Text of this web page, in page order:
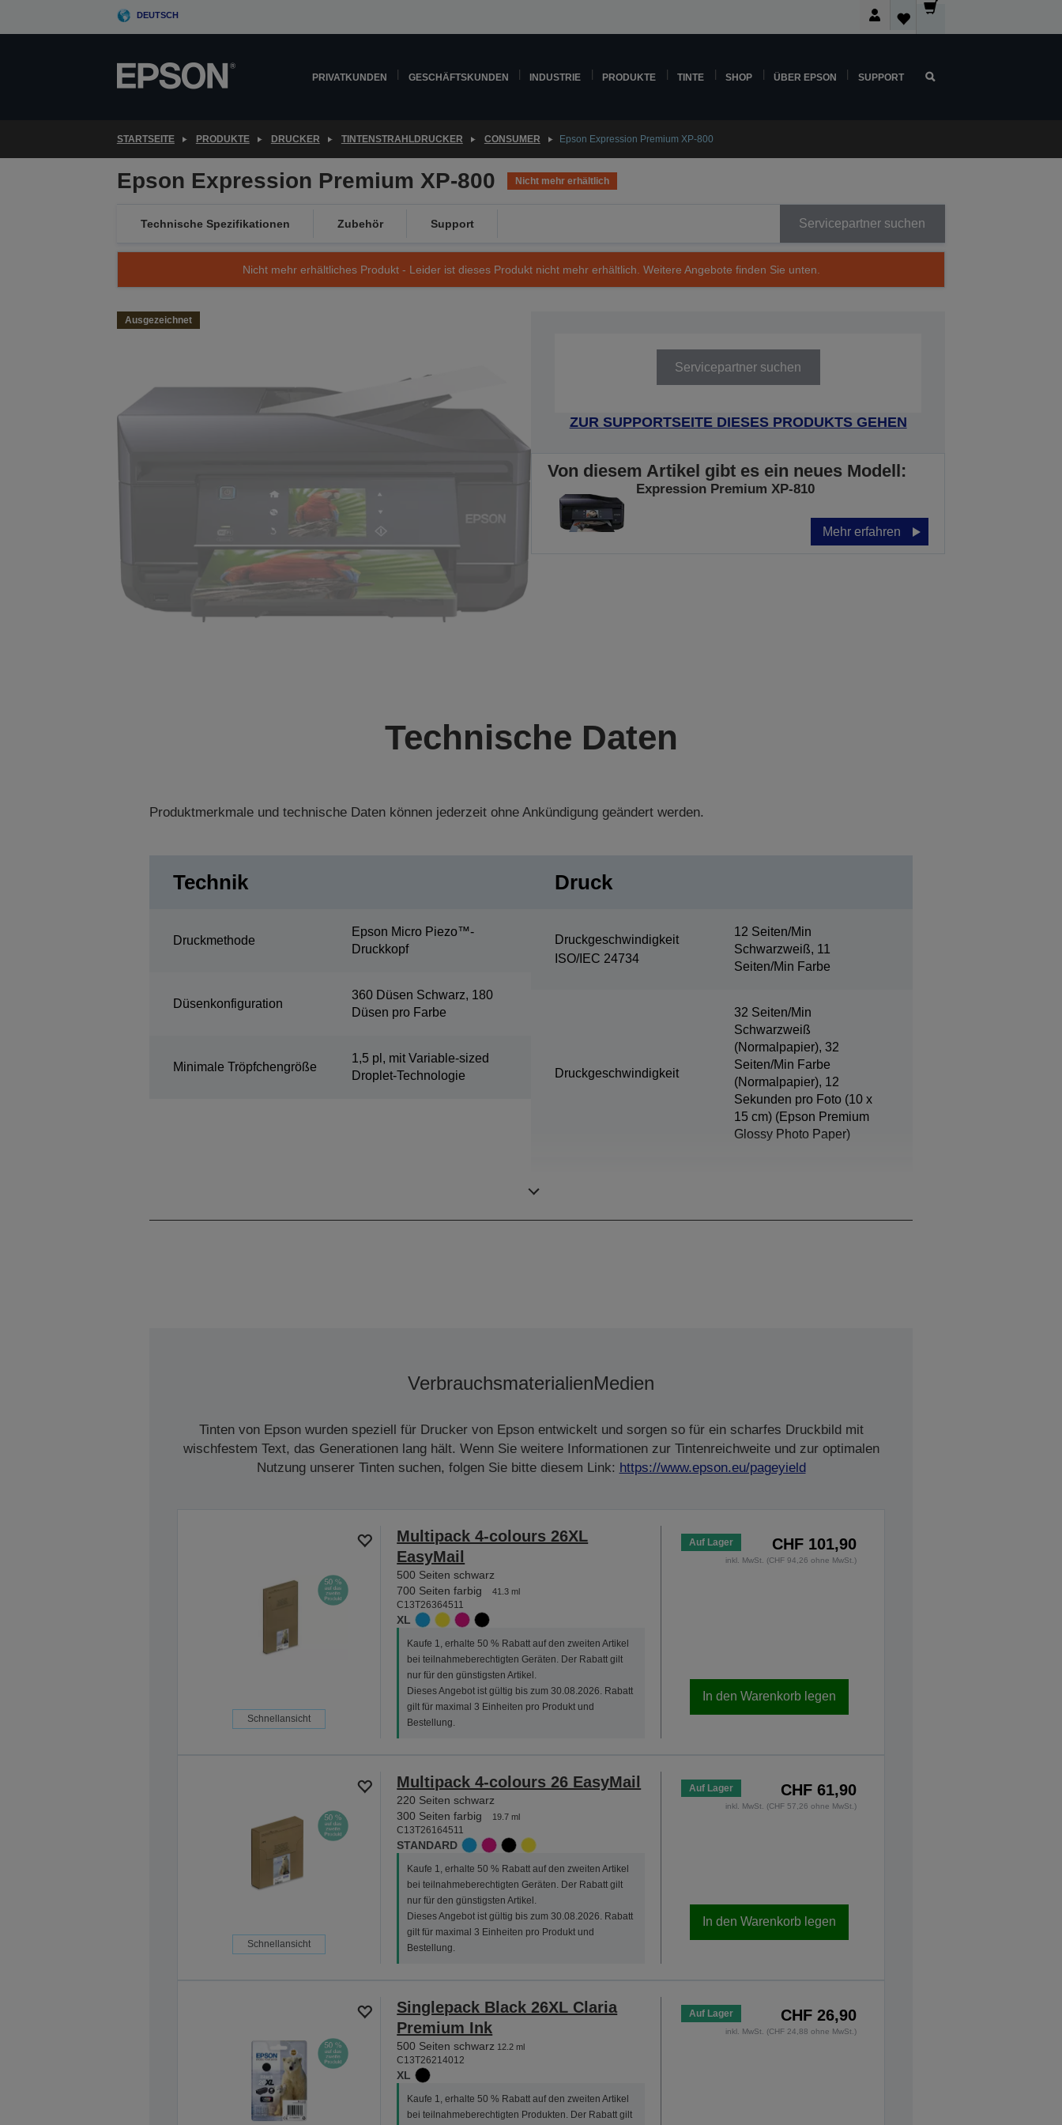
DEUTSCH
PRIVATKUNDEN GESCHÄFTSKUNDEN INDUSTRIE PRODUKTE TINTE SHOP ÜBER EPSON SUPPORT
STARTSEITE PRODUKTE DRUCKER TINTENSTRAHLDRUCKER CONSUMER Epson Expression Premium XP-800
Epson Expression Premium XP-800 Nicht mehr erhältlich
Technische Spezifikationen Zubehör Support Servicepartner suchen
Nicht mehr erhältliches Produkt - Leider ist dieses Produkt nicht mehr erhältlich. Weitere Angebote finden Sie unten.
Ausgezeichnet
Servicepartner suchen
ZUR SUPPORTSEITE DIESES PRODUKTS GEHEN
Von diesem Artikel gibt es ein neues Modell:
Expression Premium XP-810
Mehr erfahren
Technische Daten
Produktmerkmale und technische Daten können jederzeit ohne Ankündigung geändert werden.
Technik
Druckmethode
Epson Micro Piezo™-
Druckkopf
Düsenkonfiguration
360 Düsen Schwarz, 180
Düsen pro Farbe
Minimale Tröpfchengröße
1,5 pl, mit Variable-sized
Droplet-Technologie
Druck
Druckgeschwindigkeit
ISO/IEC 24734
12 Seiten/Min
Schwarzweiß, 11
Seiten/Min Farbe
Druckgeschwindigkeit
32 Seiten/Min
Schwarzweiß
(Normalpapier), 32
Seiten/Min Farbe
(Normalpapier), 12
Sekunden pro Foto (10 x
15 cm) (Epson Premium
Glossy Photo Paper)
VerbrauchsmaterialienMedien
Tinten von Epson wurden speziell für Drucker von Epson entwickelt und sorgen so für ein scharfes Druckbild mit
wischfestem Text, das Generationen lang hält. Wenn Sie weitere Informationen zur Tintenreichweite und zur optimalen
Nutzung unserer Tinten suchen, folgen Sie bitte diesem Link: https://www.epson.eu/pageyield
Schnellansicht
Multipack 4-colours 26XL
EasyMail
500 Seiten schwarz
700 Seiten farbig
41.3 ml
C13T26364511
XL
Kaufe 1, erhalte 50 % Rabatt auf den zweiten Artikel
bei teilnahmeberechtigten Geräten. Der Rabatt gilt
nur für den günstigsten Artikel.
Dieses Angebot ist gültig bis zum 30.08.2026. Rabatt
gilt für maximal 3 Einheiten pro Produkt und
Bestellung.
Auf Lager CHF 101,90
inkl. MwSt. (CHF 94,26 ohne MwSt.)
In den Warenkorb legen
Schnellansicht
Multipack 4-colours 26 EasyMail
220 Seiten schwarz
300 Seiten farbig
19.7 ml
C13T26164511
STANDARD
Kaufe 1, erhalte 50 % Rabatt auf den zweiten Artikel
bei teilnahmeberechtigten Geräten. Der Rabatt gilt
nur für den günstigsten Artikel.
Dieses Angebot ist gültig bis zum 30.08.2026. Rabatt
gilt für maximal 3 Einheiten pro Produkt und
Bestellung.
Auf Lager CHF 61,90
inkl. MwSt. (CHF 57,26 ohne MwSt.)
In den Warenkorb legen
Singlepack Black 26XL Claria
Premium Ink
500 Seiten schwarz 12.2 ml
C13T26214012
XL
Kaufe 1, erhalte 50 % Rabatt auf den zweiten Artikel
bei teilnahmeberechtigten Produkten. Der Rabatt gilt
Auf Lager CHF 26,90
inkl. MwSt. (CHF 24,88 ohne MwSt.)